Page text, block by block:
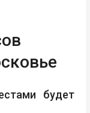
будет